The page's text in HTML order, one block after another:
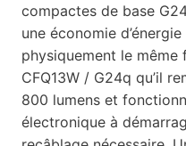
compactes de base
une économie d’énergie
physiquement le
CFQ13W / G24q qu’il
800 lumens et
électronique à